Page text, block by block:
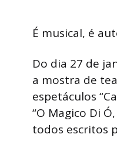
É musical, é
Do dia 27 de
a mostra de
espetáculos
“O Magico Di
todos escritos